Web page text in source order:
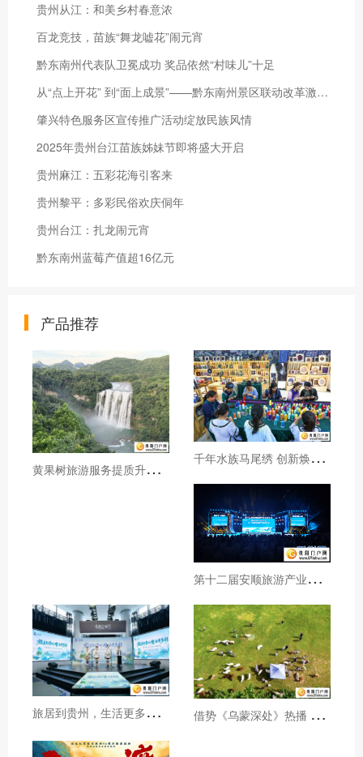
贵州从江：和美乡村春意浓
百龙竞技，苗族“舞龙嘘花”闹元宵
黔东南州代表队卫冕成功 奖品依然“村味儿”十足
从“点上开花” 到“面上成景”——黔东南州景区联动改革激活文旅融合新活力
肇兴特色服务区宣传推广活动绽放民族风情
2025年贵州台江苗族姊妹节即将盛大开启
贵州麻江：五彩花海引客来
贵州黎平：多彩民俗欢庆侗年
贵州台江：扎龙闹元宵
黔东南州蓝莓产值超16亿元
产品推荐
黄
果树旅游服务提质升级暖心护航游客行程 千
年水族马尾绣 创新焕发新生机
第
十二届安顺旅游产业发展大会开幕
旅
居到贵州，生活更多彩！贵旅集团2026年夏季产品推介会在沪举行 借
势《乌蒙深处》热播 黔西市推动影视流量变游客“留量”